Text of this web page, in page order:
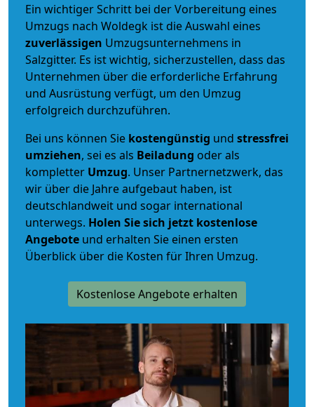
Ein wichtiger Schritt bei der Vorbereitung eines
Umzugs nach Woldegk ist die Auswahl eines
zuverlässigen Umzugsunternehmens in
Salzgitter. Es ist wichtig, sicherzustellen, dass das
Unternehmen über die erforderliche Erfahrung
und Ausrüstung verfügt, um den Umzug
erfolgreich durchzuführen.
Bei uns können Sie kostengünstig und stressfrei
umziehen, sei es als Beiladung oder als
kompletter Umzug. Unser Partnernetzwerk, das
wir über die Jahre aufgebaut haben, ist
deutschlandweit und sogar international
unterwegs. Holen Sie sich jetzt kostenlose
Angebote und erhalten Sie einen ersten
Überblick über die Kosten für Ihren Umzug.
Kostenlose Angebote erhalten